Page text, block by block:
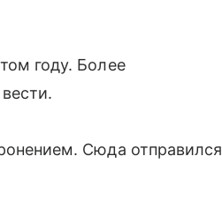
году. Более
Сюда отправился